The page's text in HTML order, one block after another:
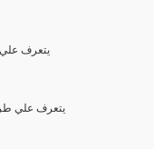
(3) يتعرف
(4) يتعرف علي